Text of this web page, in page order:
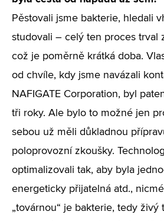
Pěstovali jsme bakterie, hledali
studovali – celý ten proces trval
což je poměrně krátká doba.
od chvíle, kdy jsme navázali
NAFIGATE Corporation, byl
tři roky. Ale bylo to možné jen
sebou už měli důkladnou
poloprovozní zkoušky.
optimalizovali tak, aby byla
energeticky přijatelná atd.,
„továrnou“ je bakterie, tedy živý